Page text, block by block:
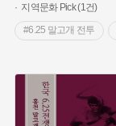
지역문화 Pick (1건)
#6.25 말고개 전투